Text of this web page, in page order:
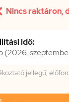
Nincs raktáron,
idő:
(2026.
jellegű,